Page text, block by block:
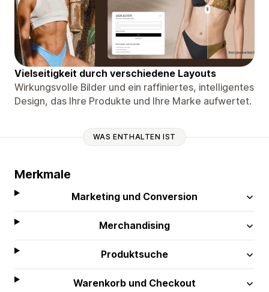
Vielseitigkeit durch verschiedene Layouts
Wirkungsvolle Bilder und ein raffiniertes, intelligentes
Design, das Ihre Produkte und Ihre Marke aufwertet.
WAS ENTHALTEN IST
Merkmale
Marketing und Conversion
Merchandising
Produktsuche
Warenkorb und Checkout